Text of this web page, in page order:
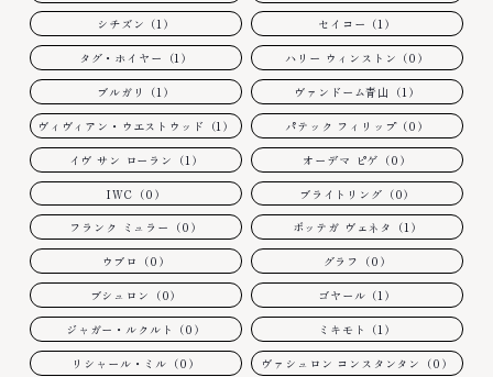
シチズン（1） セイコー（1）
タグ・ホイヤー（1） ハリー ウィンストン（0）
ブルガリ（1） ヴァンドーム青山（1）
ヴィヴィアン・ウエストウッド（1） パテック フィリップ（0）
イヴ サン ローラン（1） オーデマ ピゲ（0）
IWC（0） ブライトリング（0）
フランク ミュラー（0） ボッテガ ヴェネタ（1）
ウブロ（0） グラフ（0）
ブシュロン（0） ゴヤール（1）
ジャガー・ルクルト（0） ミキモト（1）
リシャール・ミル（0） ヴァシュロン コンスタンタン（0）